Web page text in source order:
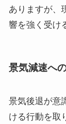
ありますが、
響を強く受け
景気減速へ
景気後退が意
ける行動を取